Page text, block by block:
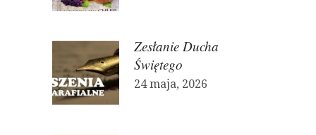
Zesłanie Ducha
Świętego
24 maja, 2026